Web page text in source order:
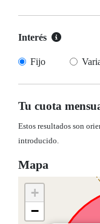
Interés
Fijo
Tu cuota
Estos resultados son
introducido.
Mapa
+
−